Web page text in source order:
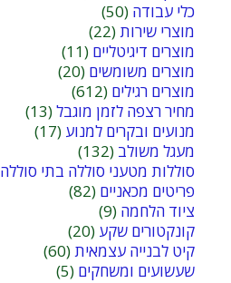
כלי עבודה (50)
מוצרי שירות(22)
מוצרים דיגיטליים (11)
מוצרים משומשים (20)
מוצרים רגילים (612)
מחיר רצפה לזמן מוגבל(13)
מנועים ובקרים למנוע (17)
מעגל משולב (132)
סוללות מטעני סוללה בתי סוללה
פריטים מכאניים (82)
ציוד הלחמה (9)
קונקטורים שקע (20)
קיט לבנייה עצמאית(60)
שעשועים ומשחקים (5)